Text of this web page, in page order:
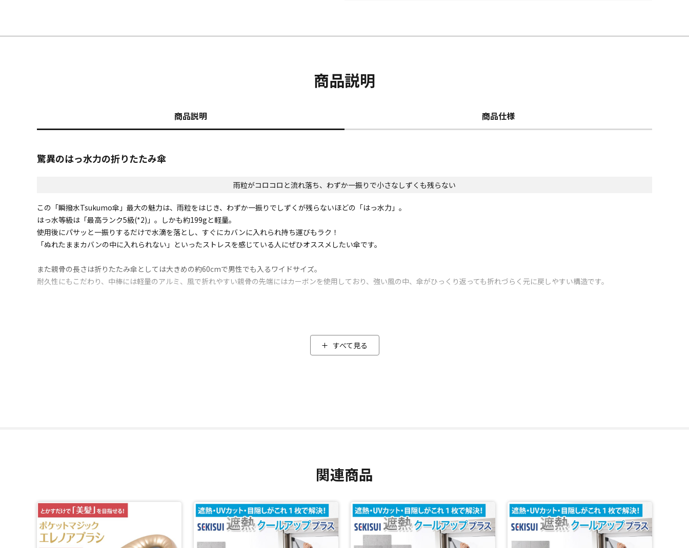
商品説明
商品説明 商品仕様
驚異のはっ水力の折りたたみ傘
雨粒がコロコロと流れ落ち、わずか一振りで小さなしずくも残らない
この「瞬撥水Tsukumo傘」最大の魅力は、雨粒をはじき、わずか一振りでしずくが残らないほどの「はっ水力」。
はっ水等級は「最高ランク5級(*2)」。しかも約199gと軽量。
使用後にパサッと一振りするだけで水滴を落とし、すぐにカバンに入れられ持ち運びもラク！
「ぬれたままカバンの中に入れられない」といったストレスを感じている人にぜひオススメしたい傘です。
また親骨の長さは折りたたみ傘としては大きめの約60cmで男性でも入るワイドサイズ。
耐久性にもこだわり、中棒には軽量のアルミ、風で折れやすい親骨の先端にはカーボンを使用しており、強い風の中、傘がひっくり返っても折れづらく元に戻しやすい構造です。
すべて見る
関連商品